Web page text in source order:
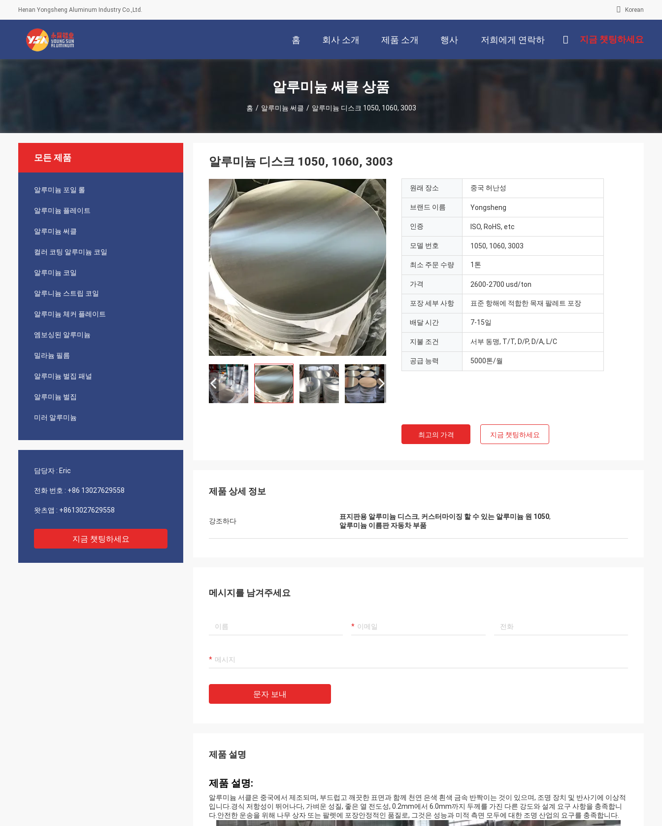
Henan Yongsheng Aluminum Industry Co.,Ltd. Korean
홈 회사 소개 제품 소개 행사 저희에게 연락하 지금 챗팅하세요
알루미늄 써클 상품
홈 / 알루미늄 써클 / 알루미늄 디스크 1050, 1060, 3003
모든 제품
알루미늄 포일 롤
알루미늄 플레이트
알루미늄 써클
컬러 코팅 알루미늄 코일
알루미늄 코일
알루니늄 스트립 코일
알루미늄 체커 플레이트
엠보싱된 알루미늄
밀라늄 필름
알루미늄 벌집 패널
알루미늄 벌집
미러 알루미늄
담당자 : Eric
전화 번호 : +86 13027629558
왓츠앱 : +8613027629558
지금 챗팅하세요
알루미늄 디스크 1050, 1060, 3003
원래 장소 중국 허난성
브랜드 이름 Yongsheng
인증 ISO, RoHS, etc
모델 번호 1050, 1060, 3003
최소 주문 수량 1톤
가격 2600-2700 usd/ton
포장 세부 사항 표준 항해에 적합한 목재 팔레트 포장
배달 시간 7-15일
지불 조건 서부 동맹, T/T, D/P, D/A, L/C
공급 능력 5000톤/월
최고의 가격 지금 챗팅하세요
제품 상세 정보
강조하다
표지판용 알루미늄 디스크, 커스터마이징 할 수 있는 알루미늄 원 1050,
알루미늄 이름판 자동차 부품
메시지를 남겨주세요
문자 보내
제품 설명
제품 설명:
알루미늄 서클은 중국에서 제조되며, 부드럽고 깨끗한 표면과 함께 천연 은색 흰색 금속 반짝이는 것이 있으며, 조명 장치 및 반사기에 이상적
입니다.경식 저항성이 뛰어나다, 가벼운 성질, 좋은 열 전도성, 0.2mm에서 6.0mm까지 두께를 가진 다른 강도와 설계 요구 사항을 충족합니
다.안전한 운송을 위해 나무 상자 또는 팔렛에 포장안정적인 품질로, 그것은 성능과 미적 측면 모두에 대한 조명 산업의 요구를 충족합니다.